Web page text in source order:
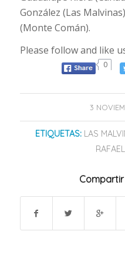
González (Las
(Monte Comán).
Please follow and like
0
3
ETIQUETAS: LAS
RAFAEL